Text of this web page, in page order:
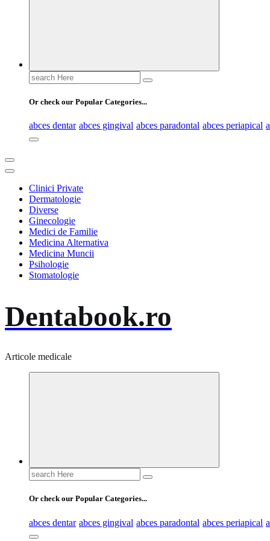
Search
for:
Or check our Popular Categories...
abces dentar abces gingival abces paradontal abces periapical
Clinici Private
Dermatologie
Diverse
Ginecologie
Medici de Familie
Medicina Alternativa
Medicina Muncii
Psihologie
Stomatologie
Dentabook.ro
Articole medicale
Search
for:
Or check our Popular Categories...
abces dentar abces gingival abces paradontal abces periapical